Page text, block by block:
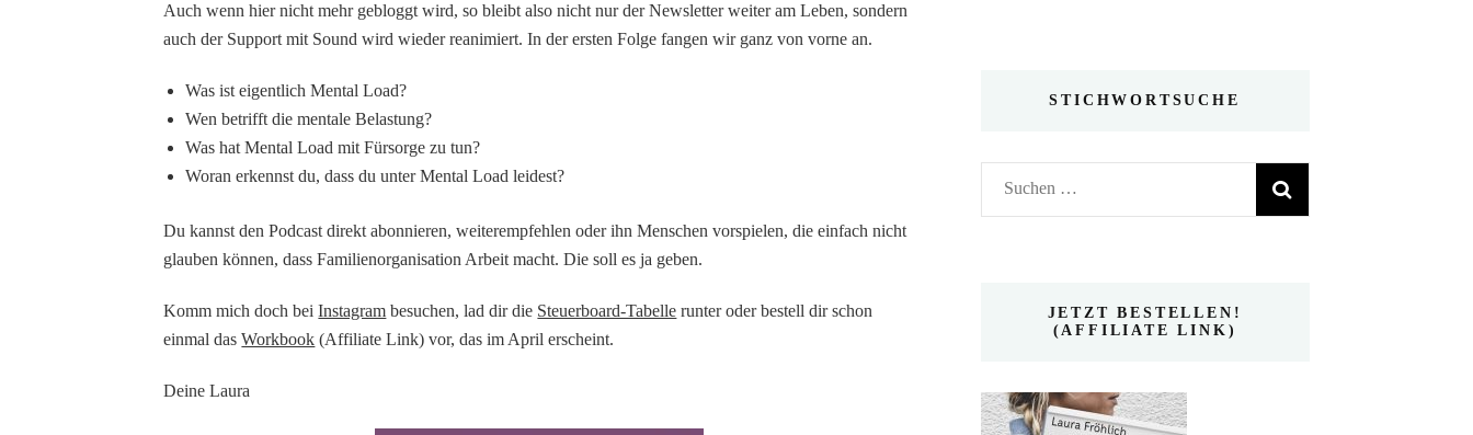
Auch wenn hier nicht mehr gebloggt wird, so bleibt also nicht nur der Newsletter weiter am Leben, sondern
auch der Support mit Sound wird wieder reanimiert. In der ersten Folge fangen wir ganz von vorne an.
Was ist eigentlich Mental Load?
Wen betrifft die mentale Belastung?
Was hat Mental Load mit Fürsorge zu tun?
Woran erkennst du, dass du unter Mental Load leidest?
Du kannst den Podcast direkt abonnieren, weiterempfehlen oder ihn Menschen vorspielen, die einfach nicht
glauben können, dass Familienorganisation Arbeit macht. Die soll es ja geben.
Komm mich doch beiInstagram besuchen, lad dir die Steuerboard-Tabelle runter oder bestell dir schon
einmal dasWorkbook (Affiliate Link) vor, das im April erscheint.
Deine Laura
STICHWORTSUCHE
Suchen
nach:
JETZT BESTELLEN!
(AFFILIATE LINK)